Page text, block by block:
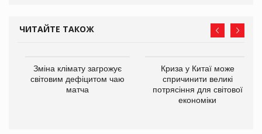
ЧИТАЙТЕ ТАКОЖ
Зміна клімату загрожує
світовим дефіцитом чаю
матча
Криза у Китаї може
спричинити великі
потрясіння для світової
економіки